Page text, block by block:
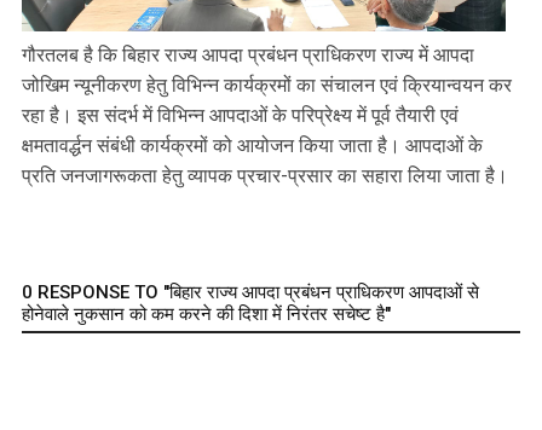
गौरतलब है कि बिहार राज्य आपदा प्रबंधन प्राधिकरण राज्य में आपदा
जोखिम न्यूनीकरण हेतु विभिन्न कार्यक्रमों का संचालन एवं क्रियान्वयन कर
रहा है। इस संदर्भ में विभिन्न आपदाओं के परिप्रेक्ष्य में पूर्व तैयारी एवं
क्षमतावर्द्धन संबंधी कार्यक्रमों को आयोजन किया जाता है। आपदाओं के
प्रति जनजागरूकता हेतु व्यापक प्रचार-प्रसार का सहारा लिया जाता है।
0 RESPONSE TO "बिहार राज्य आपदा प्रबंधन प्राधिकरण आपदाओं से
होनेवाले नुकसान को कम करने की दिशा में निरंतर सचेष्ट है"